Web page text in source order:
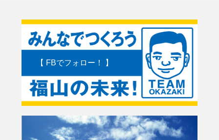
【 FBでフォロー！ 】